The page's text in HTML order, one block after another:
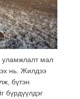
уламжлалт мал
нь. Жилдээ
бүтэн
бүрдүүлдэг